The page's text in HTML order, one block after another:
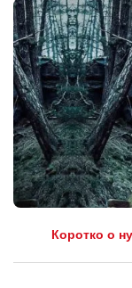
Коротко о